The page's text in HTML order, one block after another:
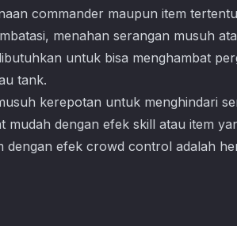
commander maupun item
menahan serangan musuh
untuk bisa menghambat
tank.
kerepotan untuk menghindari
mudah dengan efek skill atau item
dengan efek crowd control adalah